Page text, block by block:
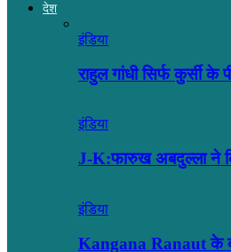
देश
इंडिया
राहुल गांधी सिर्फ कुर्सी
इंडिया
J-K:फारुख अबदुल्ला ने
इंडिया
Kangana Ranaut के